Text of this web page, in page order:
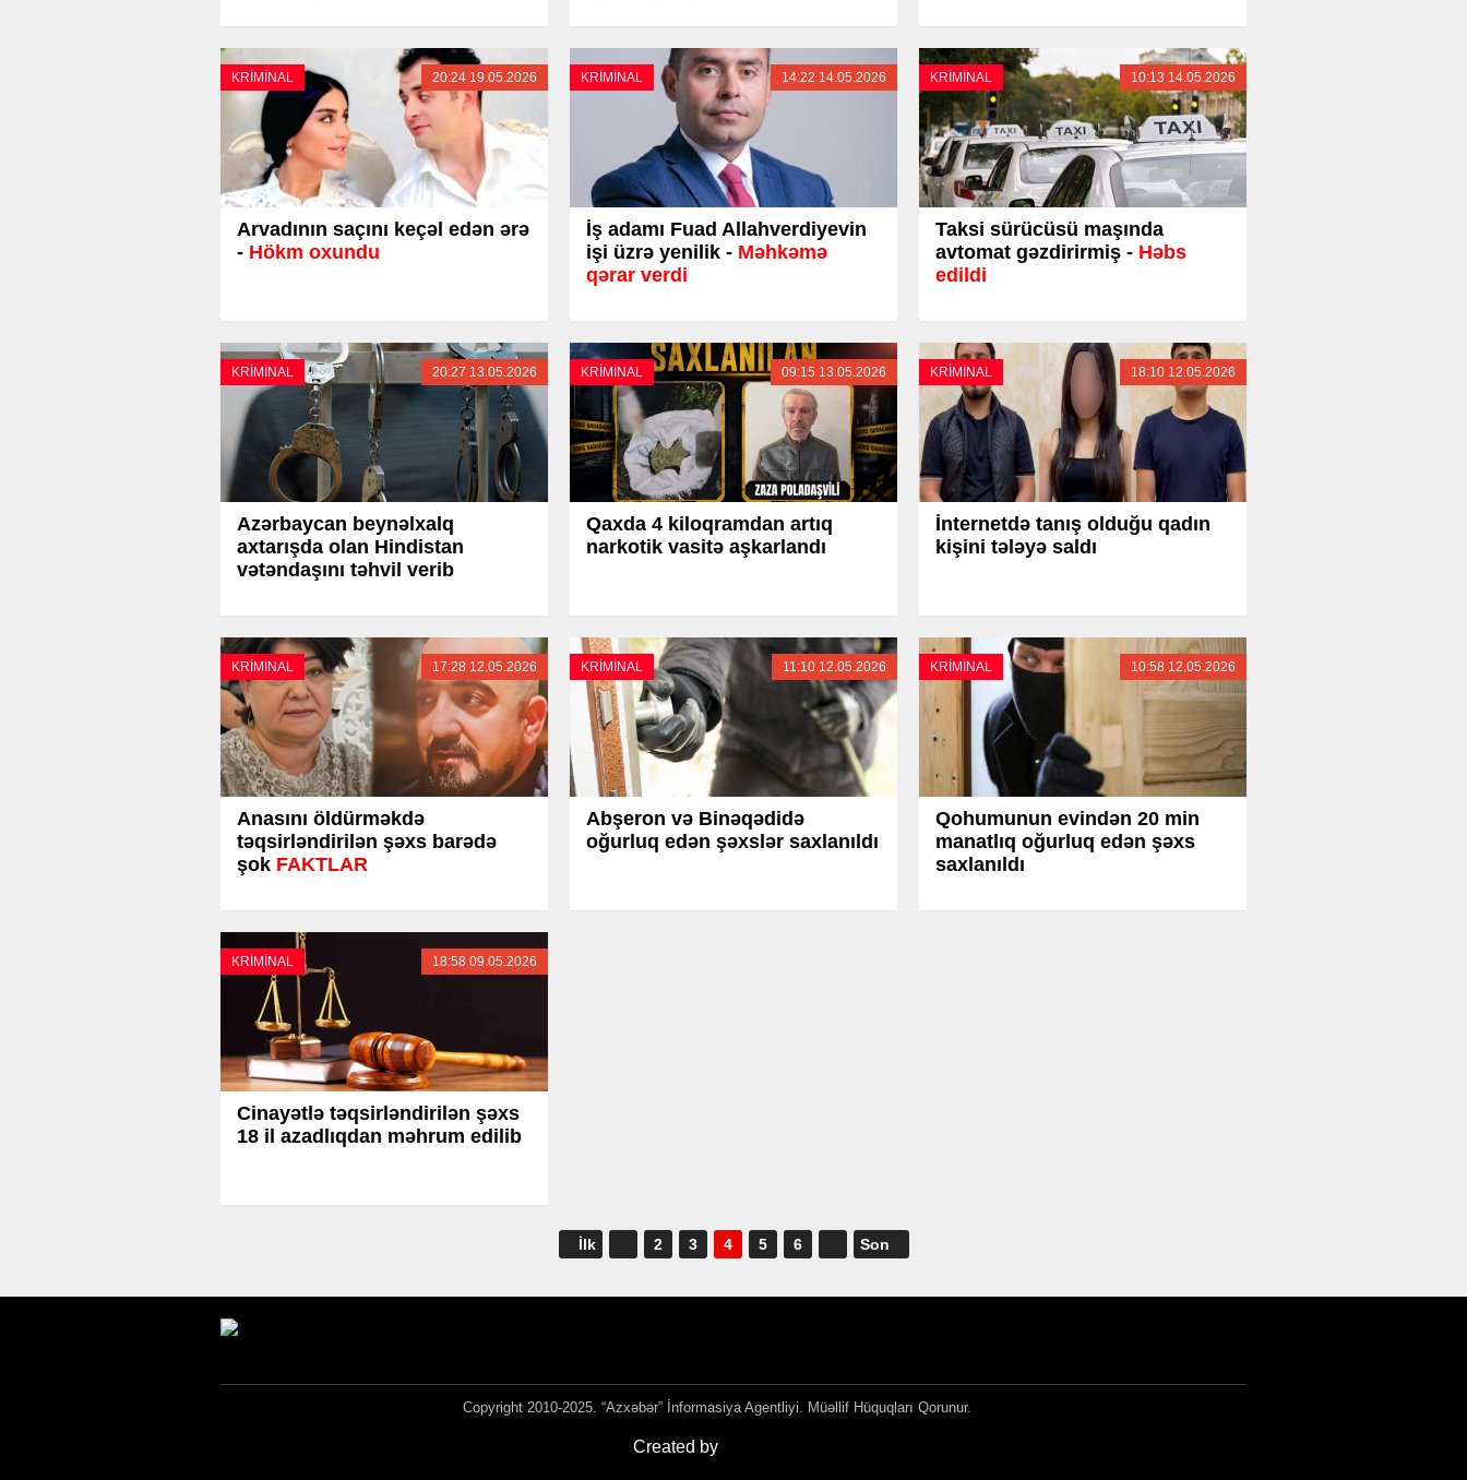
KRİMİNAL 20:24 19.05.2026
Arvadının saçını keçəl edən ərə
- Hökm oxundu
KRİMİNAL 14:22 14.05.2026
İş adamı Fuad Allahverdiyevin
işi üzrə yenilik - Məhkəmə
qərar verdi
KRİMİNAL 10:13 14.05.2026
Taksi sürücüsü maşında
avtomat gəzdirirmiş - Həbs
edildi
KRİMİNAL 20:27 13.05.2026
Azərbaycan beynəlxalq
axtarışda olan Hindistan
vətəndaşını təhvil verib
KRİMİNAL 09:15 13.05.2026
Qaxda 4 kiloqramdan artıq
narkotik vasitə aşkarlandı
KRİMİNAL 18:10 12.05.2026
İnternetdə tanış olduğu qadın
kişini tələyə saldı
KRİMİNAL 17:28 12.05.2026
Anasını öldürməkdə
təqsirləndirilən şəxs barədə
şok FAKTLAR
KRİMİNAL 11:10 12.05.2026
Abşeron və Binəqədidə
oğurluq edən şəxslər saxlanıldı
KRİMİNAL 10:58 12.05.2026
Qohumunun evindən 20 min
manatlıq oğurluq edən şəxs
saxlanıldı
KRİMİNAL 18:58 09.05.2026
Cinayətlə təqsirləndirilən şəxs
18 il azadlıqdan məhrum edilib
İlk 2 3 4 5 6 Son
Copyright 2010-2025. “Azxəbər” İnformasiya Agentliyi. Müəllif Hüquqları Qorunur.
Created by